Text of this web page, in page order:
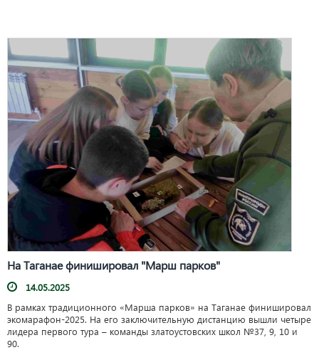
На Таганае финишировал "Марш парков"
14.05.2025
В рамках традиционного «Марша парков» на Таганае финишировал
экомарафон-2025. На его заключительную дистанцию вышли четыре
лидера первого тура – команды златоустовских школ №37, 9, 10 и
90.